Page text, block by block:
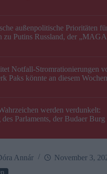
außenpolitische Prioritäten
zu Putins Russland, der
Notfall-Stromrationierungen
Paks könnte an diesem
werden verdunkelt:
Parlaments, der Budaer Burg
Annár
November 3,